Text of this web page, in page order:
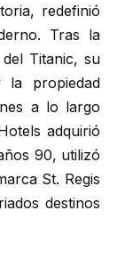
redefinió
Tras la
Titanic, su
propiedad
a lo largo
adquirió
90, utilizó
St. Regis
destinos